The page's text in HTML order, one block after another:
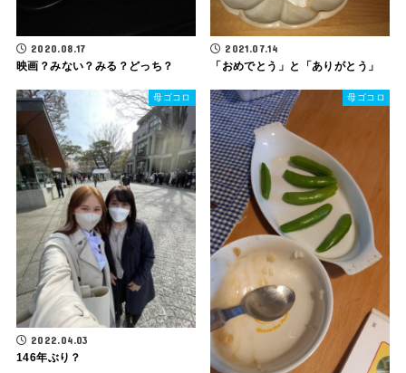
2020.08.17
映画？みない？みる？どっち？
2021.07.14
「おめでとう」と「ありがとう」
母ゴコロ
2022.04.03
146年ぶり？
母ゴコロ